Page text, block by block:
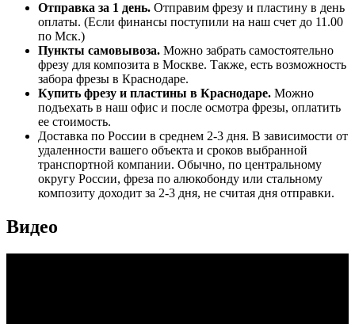
Отправка за 1 день. Отправим фрезу и пластину в день
оплаты. (Если финансы поступили на наш счет до 11.00
по Мск.)
Пункты самовывоза. Можно забрать самостоятельно
фрезу для композита в Москве. Также, есть возможность
забора фрезы в Краснодаре.
Купить фрезу и пластины в Краснодаре. Можно
подъехать в наш офис и после осмотра фрезы, оплатить
ее стоимость.
Доставка по России в среднем 2-3 дня. В зависимости от
удаленности вашего объекта и сроков выбранной
транспортной компании. Обычно, по центральному
округу России, фреза по алюкобонду или стальному
композиту доходит за 2-3 дня, не считая дня отправки.
Видео